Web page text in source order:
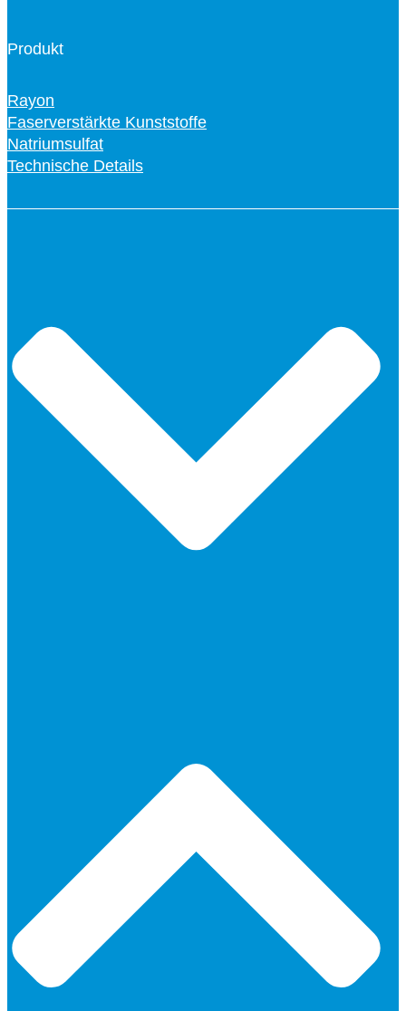
Produkt
Rayon
Faserverstärkte Kunststoffe
Natriumsulfat
Technische Details